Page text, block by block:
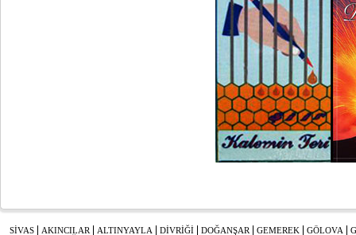
SİVAS AKINCILAR ALTINYAYLA DİVRİĞİ DOĞANŞAR GEMEREK GÖLOVA